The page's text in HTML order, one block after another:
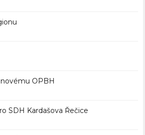
OPBH
SDH Kardašova Řečice